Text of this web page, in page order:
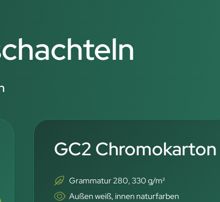
GC2 Chromokarton
Grammatur 280, 330 g/m²
Außen weiß, innen naturfarben